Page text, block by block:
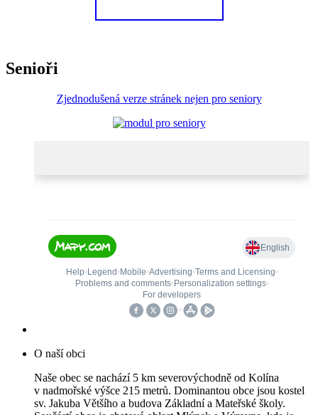
Senioři
Zjednodušená verze stránek nejen pro seniory
O naší obci
Naše obec se nachází 5 km severovýchodně od Kolína
v nadmořské výšce 215 metrů. Dominantou obce jsou kostel
sv. Jakuba Většího a budova Základní a Mateřské školy.